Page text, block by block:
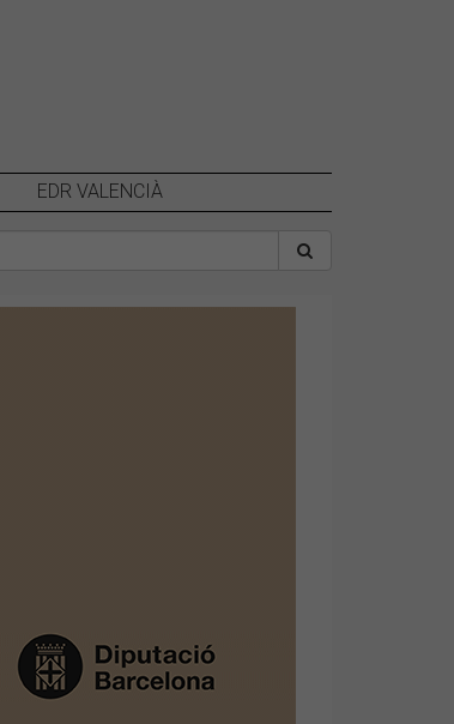
EDR VALENCIÀ